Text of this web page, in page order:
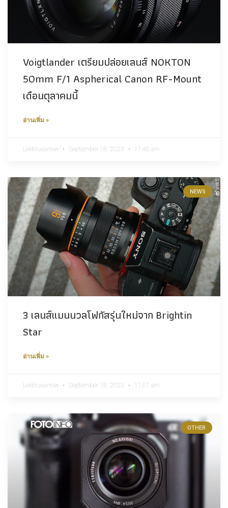
Voigtlander เตรียมปล่อยเลนส์ NOKTON
50mm F/1 Aspherical Canon RF-Mount
เดือนตุลาคมนี้
อ่านเพิ่ม »
Lekbluearrow September 18, 2023 11:46 am
NEWS
3 เลนส์แมนนวลโฟกัสรุ่นใหม่จาก Brightin
Star
อ่านเพิ่ม »
Lekbluearrow September 18, 2023 11:07 am
OTHER